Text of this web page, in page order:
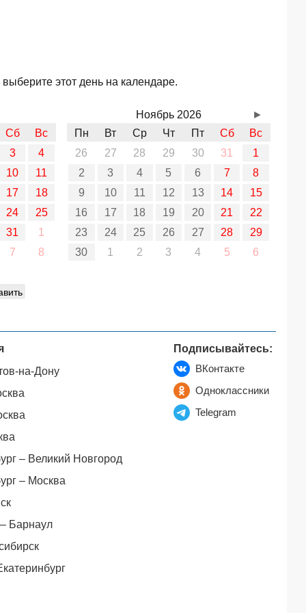
этот день на календаре.
Сб
Вс
3
4
10
11
17
18
24
25
31
1
7
8
Ноябрь 2026
Пн
Вт Ср Чт Пт Сб
Вс
26
27 28 29 30 31
1
2
3 4 5 6 7
8
9
10 11 12 13 14
15
16
17 18 19 20 21
22
23
24 25 26 27 28
29
30
1 2 3 4 5 6
►
на-Дону
– Великий Новгород
– Москва
Барнаул
Подписывайтесь:
ВКонтакте
Одноклассники
Telegram